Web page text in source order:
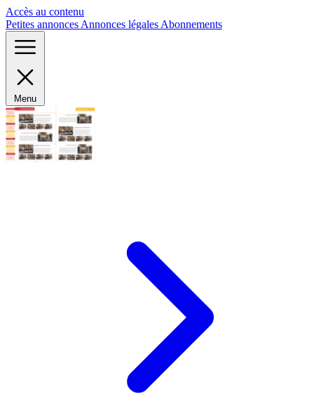
Accès au contenu
Petites annonces Annonces légales Abonnements
Menu
Panneau de gestion des cookies